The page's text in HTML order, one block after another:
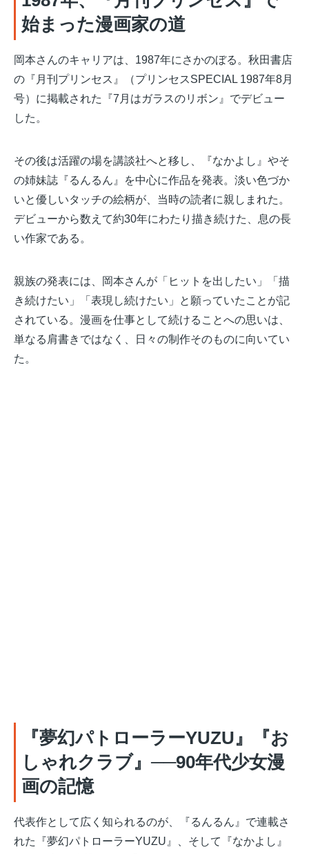
始まった漫画家の道
岡本さんのキャリアは、1987年にさかのぼる。秋田書店
の『月刊プリンセス』（プリンセスSPECIAL 1987年8月
号）に掲載された『7月はガラスのリボン』でデビュー
した。
その後は活躍の場を講談社へと移し、『なかよし』やそ
の姉妹誌『るんるん』を中心に作品を発表。淡い色づか
いと優しいタッチの絵柄が、当時の読者に親しまれた。
デビューから数えて約30年にわたり描き続けた、息の長
い作家である。
親族の発表には、岡本さんが「ヒットを出したい」「描
き続けたい」「表現し続けたい」と願っていたことが記
されている。漫画を仕事として続けることへの思いは、
単なる肩書きではなく、日々の制作そのものに向いてい
た。
『夢幻パトローラーYUZU』『お
しゃれクラブ』──90年代少女漫
画の記憶
代表作として広く知られるのが、『るんるん』で連載さ
れた『夢幻パトローラーYUZU』、そして『なかよし』